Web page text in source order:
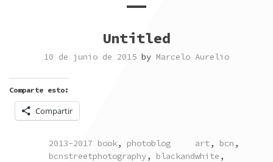
Untitled
10 de junio de 2015 by Marcelo Aurelio
Comparte esto:
Compartir
POSTED
IN
2013-2017 book, photoblog TAGGED
art, bcn ,
bcnstreetphotography, blackandwhite ,